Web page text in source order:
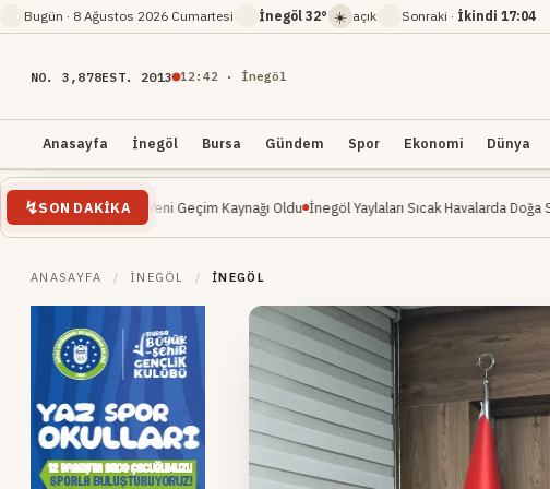
Bugün · 8 Ağustos 2026 Cumartesi İnegöl 32° ☀️ açık Sonraki · İkindi 17:04
NO. 3,878EST. 2013 12 :42 · İnegöl
Anasayfa İnegöl Bursa Gündem Spor Ekonomi Dünya
SON DAKIKA
Yeni Geçim Kaynağı Oldu İnegöl Yaylaları Sıcak Havalarda Doğa Severlerin Yeni
ANASAYFA / İNEGÖL / İNEGÖL